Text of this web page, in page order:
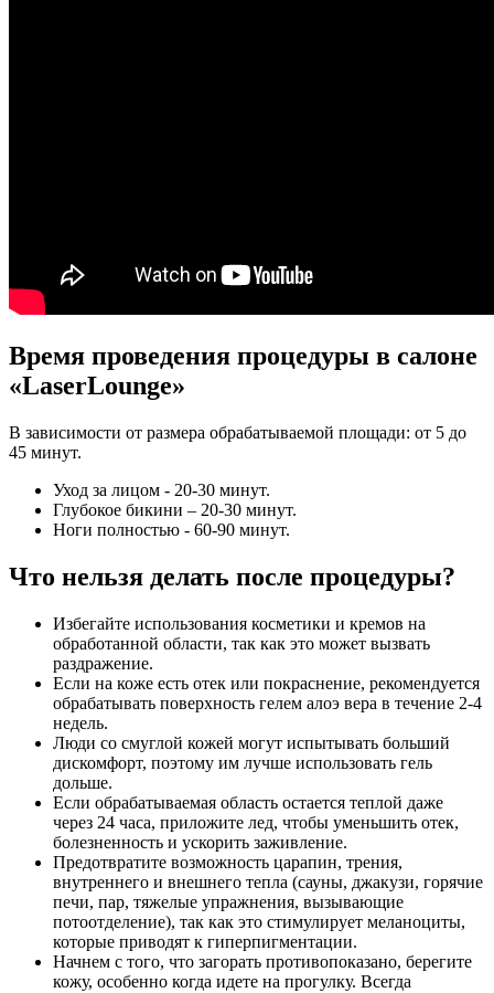
Время проведения процедуры в салоне
«LaserLounge»
В зависимости от размера обрабатываемой площади: от 5 до
45 минут.
Уход за лицом - 20-30 минут.
Глубокое бикини – 20-30 минут.
Ноги полностью - 60-90 минут.
Что нельзя делать после процедуры?
Избегайте использования косметики и кремов на
обработанной области, так как это может вызвать
раздражение.
Если на коже есть отек или покраснение, рекомендуется
обрабатывать поверхность гелем алоэ вера в течение 2-4
недель.
Люди со смуглой кожей могут испытывать больший
дискомфорт, поэтому им лучше использовать гель
дольше.
Если обрабатываемая область остается теплой даже
через 24 часа, приложите лед, чтобы уменьшить отек,
болезненность и ускорить заживление.
Предотвратите возможность царапин, трения,
внутреннего и внешнего тепла (сауны, джакузи, горячие
печи, пар, тяжелые упражнения, вызывающие
потоотделение), так как это стимулирует меланоциты,
которые приводят к гиперпигментации.
Начнем с того, что загорать противопоказано, берегите
кожу, особенно когда идете на прогулку. Всегда